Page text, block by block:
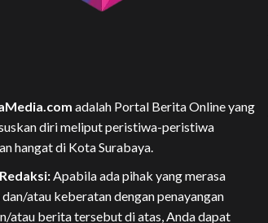
adalah Portal Berita Online yang
diri meliput peristiwa-peristiwa
hangat di Kota Surabaya.
Apabila ada pihak yang merasa
atau keberatan dengan penayangan
atau berita tersebut di atas, Anda dapat